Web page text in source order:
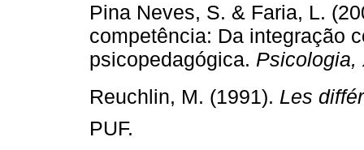
Pina Neves, S. & Faria, L.
competência: Da integração
psicopedagógica.
Reuchlin, M. (1991). Les
PUF.